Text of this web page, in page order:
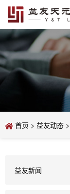
首页 > 益友动态 >
益友新闻